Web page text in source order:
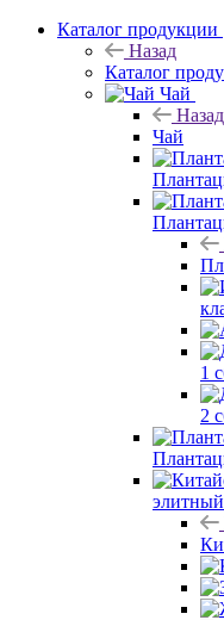
Каталог продукции
Назад
Каталог
Чай
Назад
Чай
1
2